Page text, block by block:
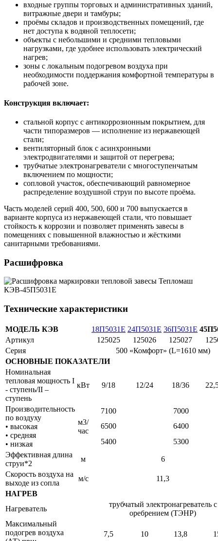
входные группы торговых и административных зданий,
витражные двери и тамбуры;
проёмы складов и производственных помещений, где
нет доступа к водяной теплосети;
объекты с небольшими и средними тепловыми
нагрузками, где удобнее использовать электрический
нагрев;
зоны с локальным подогревом воздуха при
необходимости поддержания комфортной температуры в
рабочей зоне.
Конструкция включает:
стальной корпус с антикоррозионным покрытием, для
части типоразмеров — исполнение из нержавеющей
стали;
вентиляторный блок с асинхронными
электродвигателями и защитой от перегрева;
трубчатые электронагреватели с многоступенчатым
включением по мощности;
сопловой участок, обеспечивающий равномерное
распределение воздушной струи по высоте проёма.
Часть моделей серий 400, 500, 600 и 700 выпускается в
варианте корпуса из нержавеющей стали, что повышает
стойкость к коррозии и позволяет применять завесы в
помещениях с повышенной влажностью и жёсткими
санитарными требованиями.
Расшифровка
Технические характеристики
МОДЕЛЬ КЭВ 18П5031E 24П5031E 36П5031E
Артикул
125025 125026 125027
Серия
500 «Комфорт» (L=1610 мм)
ОСНОВНЫЕ ПОКАЗАТЕЛИ
Номинальная
тепловая мощность I
- ступень/II –
ступень
кВт 9/18 12/24 18/36
Производительность
по воздуху
• высокая
• средняя
• низкая
м3/
час
7100
7000
6500
6400
5400
5300
Эффективная длина
струи*2
м
6
Скорость воздуха на
выходе из сопла
м/с
11,3
НАГРЕВ
Нагреватель
трубчатый электронагреватель с
оребрением (ТЭНР)
Максимальный
подогрев воздуха
7,5 10 13,8